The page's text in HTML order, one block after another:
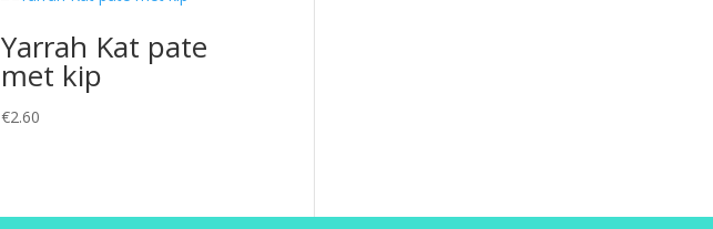
Yarrah Kat pate
met kip
€2.60